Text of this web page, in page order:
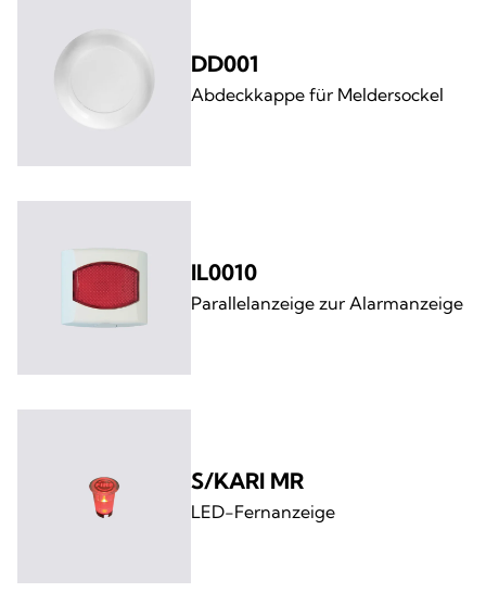
DD001
Abdeckkappe für Meldersockel
IL0010
Parallelanzeige zur Alarmanzeige
S/KARI MR
LED-Fernanzeige